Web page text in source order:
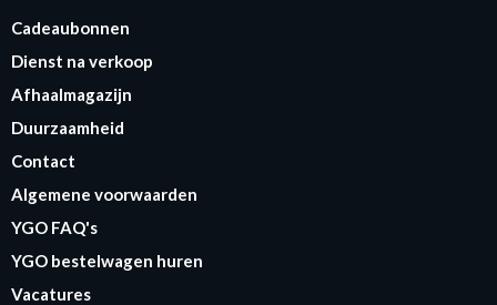
Cadeaubonnen
Dienst na verkoop
Afhaalmagazijn
Duurzaamheid
Contact
Algemene voorwaarden
YGO FAQ's
YGO bestelwagen huren
Vacatures